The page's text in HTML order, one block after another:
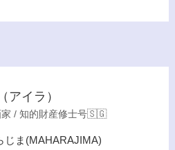
アイラ）
/ 知的財産修士号🇸🇬
ま(MAHARAJIMA)